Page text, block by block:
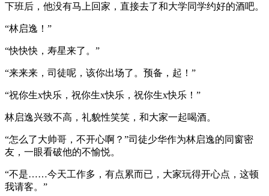
下班后，他没有马上回家，直接去了和大学同学约好的酒吧。
“林启逸！”
“快快快，寿星来了。”
“来来来，司徒呢，该你出场了。预备，起！”
“祝你生x快乐，祝你生x快乐，祝你生x快乐！”
林启逸兴致不高，礼貌性笑笑，和大家一起喝酒。
“怎么了大帅哥，不开心啊？”司徒少华作为林启逸的同窗密
友，一眼看破他的不愉悦。
“不是……今天工作多，有点累而已，大家玩得开心点，这顿
我请客。”